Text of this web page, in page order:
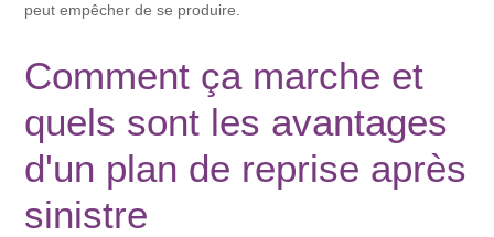
peut empêcher de se produire.
Comment ça marche et
quels sont les avantages
d'un plan de reprise après
sinistre